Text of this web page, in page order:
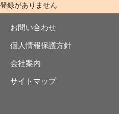
登録がありません
お問い合わせ
個人情報保護方針
会社案内
サイトマップ